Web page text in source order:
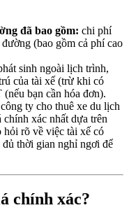
đã bao gồm: chi phí
(bao gồm cả phí cao
sinh ngoài lịch trình,
của tài xế (trừ khi có
bạn cần hóa đơn).
ty cho thuê xe du lịch
xác nhất dựa trên
hỏi rõ về việc tài xế có
thời gian nghỉ ngơi để
chính xác?